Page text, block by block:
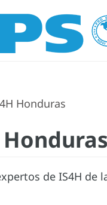
Honduras
Honduras
de IS4H de